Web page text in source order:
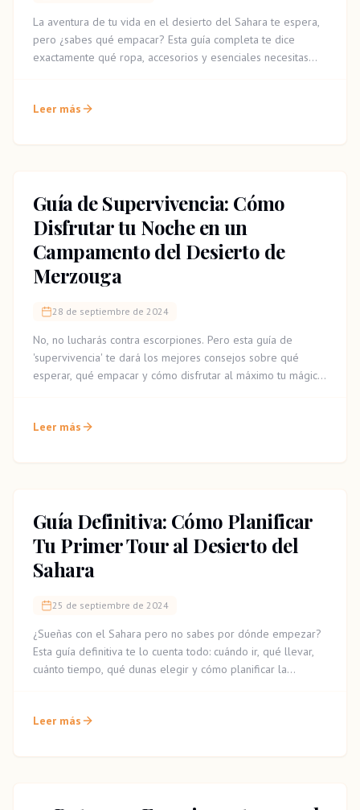
La aventura de tu vida en el desierto del Sahara te espera,
pero ¿sabes qué empacar? Esta guía completa te dice
exactamente qué ropa, accesorios y esenciales necesitas
Leer más
Guía de Supervivencia: Cómo
Disfrutar tu Noche en un
Campamento del Desierto de
Merzouga
28 de septiembre de 2024
No, no lucharás contra escorpiones. Pero esta guía de
'supervivencia' te dará los mejores consejos sobre qué
esperar, qué empacar y cómo disfrutar al máximo tu mágica
Leer más
Guía Definitiva: Cómo Planificar
Tu Primer Tour al Desierto del
Sahara
25 de septiembre de 2024
¿Sueñas con el Sahara pero no sabes por dónde empezar?
Esta guía definitiva te lo cuenta todo: cuándo ir, qué llevar,
cuánto tiempo, qué dunas elegir y cómo planificar la
Leer más